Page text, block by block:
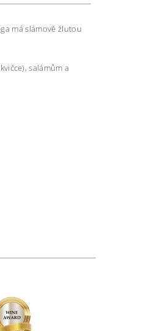
má slámově žlutou
salámům a